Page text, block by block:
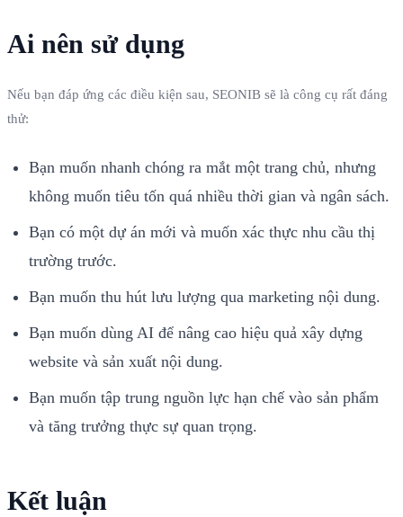
Ai nên sử dụng
Nếu bạn đáp ứng các điều kiện sau, SEONIB sẽ là công cụ rất đáng
thử:
Bạn muốn nhanh chóng ra mắt một trang chủ, nhưng
không muốn tiêu tốn quá nhiều thời gian và ngân sách.
Bạn có một dự án mới và muốn xác thực nhu cầu thị
trường trước.
Bạn muốn thu hút lưu lượng qua marketing nội dung.
Bạn muốn dùng AI để nâng cao hiệu quả xây dựng
website và sản xuất nội dung.
Bạn muốn tập trung nguồn lực hạn chế vào sản phẩm
và tăng trưởng thực sự quan trọng.
Kết luận